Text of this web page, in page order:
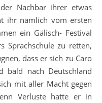
Nachbar ihrer etwas
ihr nämlich vom ersten
ein Gälisch- Festival
Sprachschule zu retten,
dass er sich zu Caro
bald nach Deutschland
mit aller Macht gegen
Verluste hatte er in